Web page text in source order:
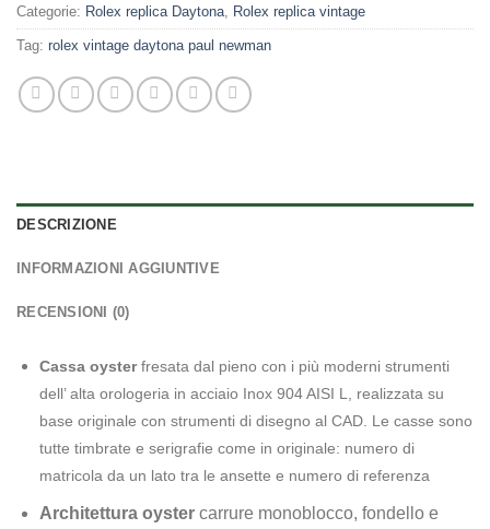
Categorie: Rolex replica Daytona, Rolex replica vintage
Tag: rolex vintage daytona paul newman
DESCRIZIONE
INFORMAZIONI AGGIUNTIVE
RECENSIONI (0)
Cassa oysterfresata dal pieno con i più moderni strumenti
dell’ alta orologeria in acciaio Inox 904 AISI L, realizzata su
base originale con strumenti di disegno al CAD. Le casse sono
tutte timbrate e serigrafie come in originale: numero di
matricola da un lato tra le ansette e numero di referenza
Architettura oyster carrure monoblocco, fondello e